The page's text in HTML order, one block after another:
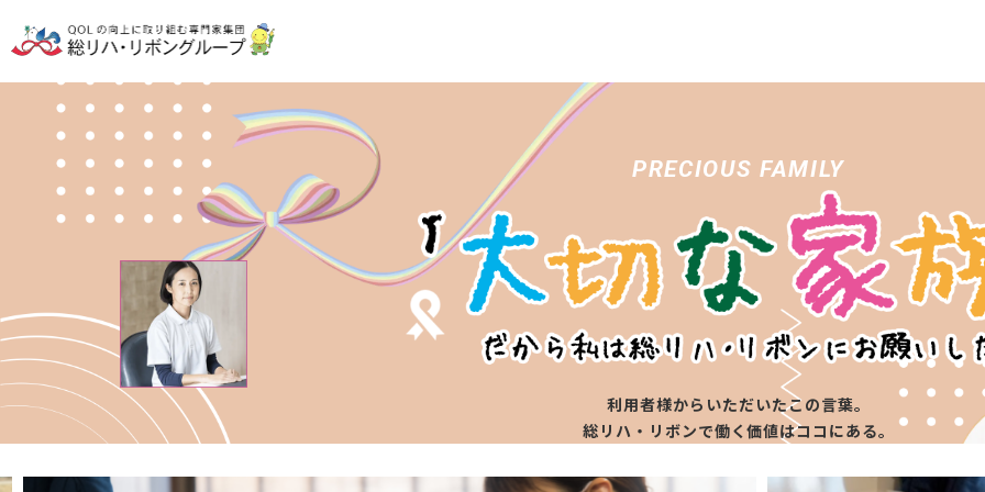
PRECIOUS FAMILY
利用者様からいただいたこの言葉。
総リハ・リボンで働く価値はココにある。